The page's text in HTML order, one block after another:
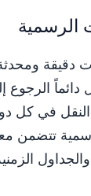
الرسمية
دقيقة
الرجوع
في كل
تتضمن